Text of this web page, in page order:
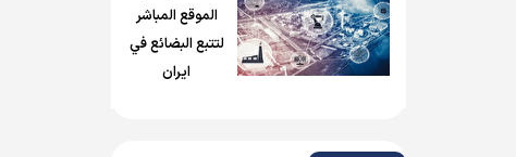
الموقع المباشر
لتتبع البضائع في
ايران